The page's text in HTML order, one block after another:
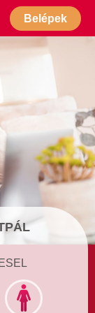
Belépek